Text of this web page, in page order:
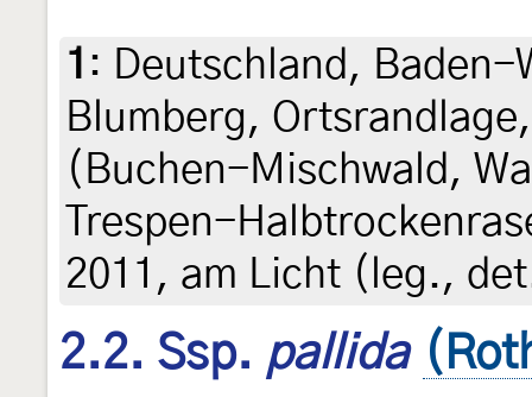
1 : Deutschland, Baden-
Blumberg,
(Buchen-Mischwald,
Trespen-
2011, am Licht (leg.,
2.2. Ssp. pallida